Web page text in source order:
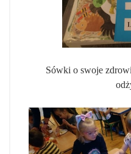
Sówki o swoje